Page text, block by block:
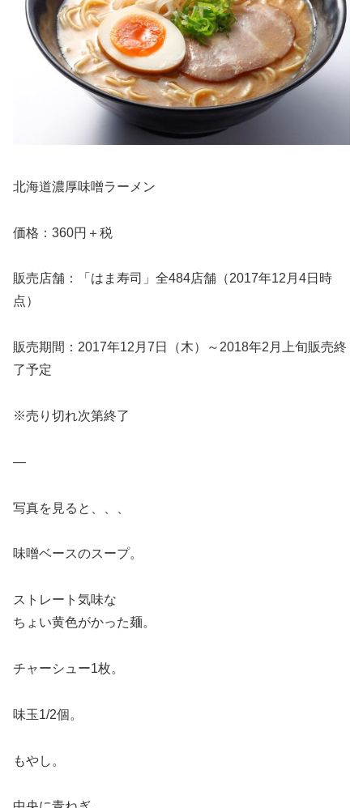
北海道濃厚味噌ラーメン
価格：360円＋税
販売店舗：「はま寿司」全484店舗（2017年12月4日時
点）
販売期間：2017年12月7日（木）～2018年2月上旬販売終
了予定
※売り切れ次第終了
—
写真を見ると、、、
味噌ベースのスープ。
ストレート気味な
ちょい黄色がかった麺。
チャーシュー1枚。
味玉1/2個。
もやし。